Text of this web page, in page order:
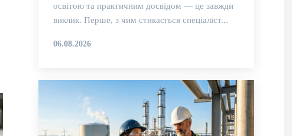
освітою та практичним досвідом — це завжди
виклик. Перше, з чим стикається спеціаліст...
06.08.2026